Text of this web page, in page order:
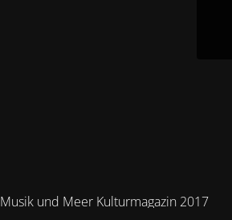
und Meer Kulturmagazin 2017